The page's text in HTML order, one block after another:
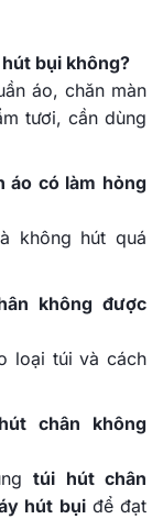
bụi không?
áo, chăn màn
tươi, cần dùng
áo có làm hỏng
không hút quá
không được
loại túi và cách
chân không
túi hút chân
hút bụiđể đạt